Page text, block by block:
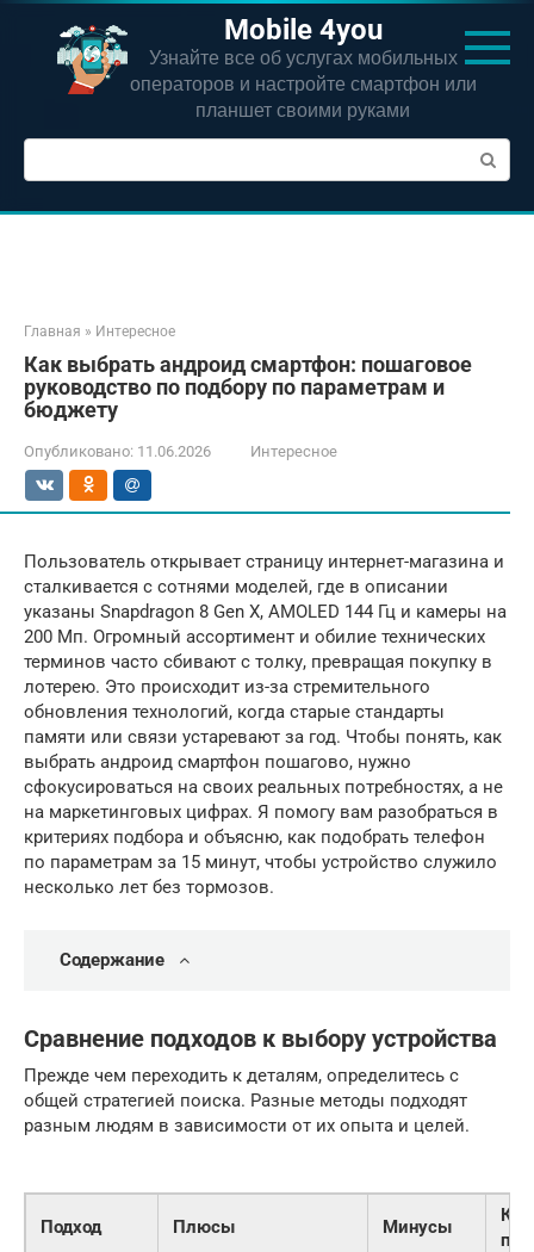
Перейти
контенту
Mobile 4you
Узнайте все об услугах мобильных
операторов и настройте смартфон или
планшет своими руками
Поиск:
Главная » Интересное
Как выбрать андроид смартфон: пошаговое
руководство по подбору по параметрам и
бюджету
Опубликовано: 11.06.2026 Интересное
Пользователь открывает страницу интернет-магазина и
сталкивается с сотнями моделей, где в описании
указаны Snapdragon 8 Gen X, AMOLED 144 Гц и камеры на
200 Мп. Огромный ассортимент и обилие технических
терминов часто сбивают с толку, превращая покупку в
лотерею. Это происходит из-за стремительного
обновления технологий, когда старые стандарты
памяти или связи устаревают за год. Чтобы понять, как
выбрать андроид смартфон пошагово, нужно
сфокусироваться на своих реальных потребностях, а не
на маркетинговых цифрах. Я помогу вам разобраться в
критериях подбора и объясню, как подобрать телефон
по параметрам за 15 минут, чтобы устройство служило
несколько лет без тормозов.
Содержание
Сравнение подходов к выбору устройства
Прежде чем переходить к деталям, определитесь с
общей стратегией поиска. Разные методы подходят
разным людям в зависимости от их опыта и целей.
Подход Плюсы Минусы